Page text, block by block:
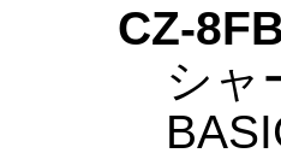
CZ-
シャ